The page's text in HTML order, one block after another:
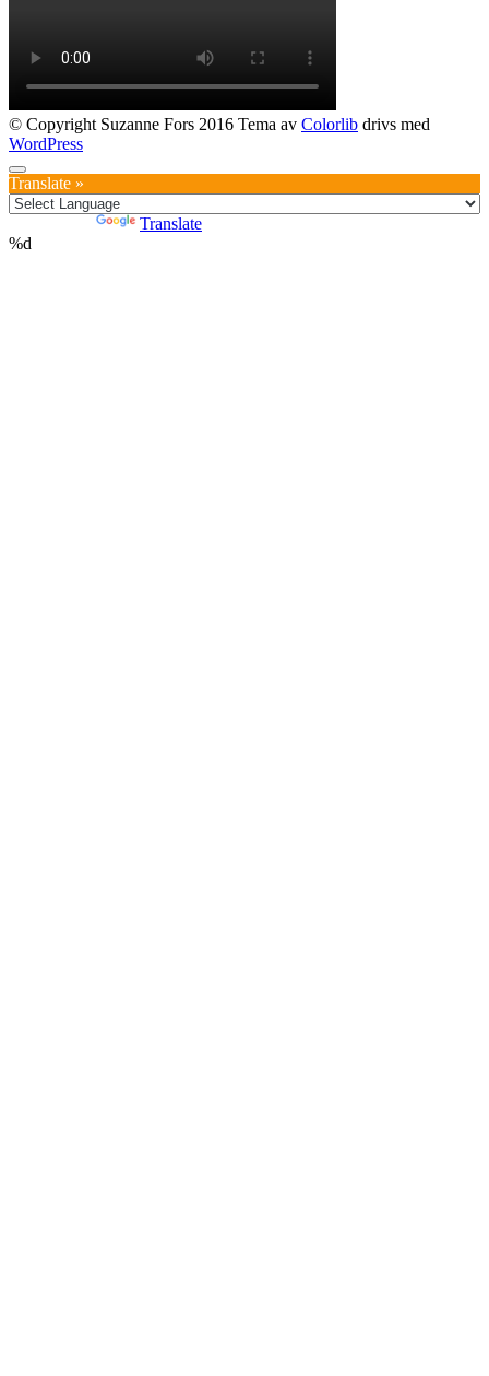
© Copyright Suzanne Fors 2016 Tema av Colorlib drivs med
WordPress
Translate »
Translate
%d